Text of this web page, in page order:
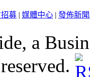
募 | 媒體中心 | 發佈新
a